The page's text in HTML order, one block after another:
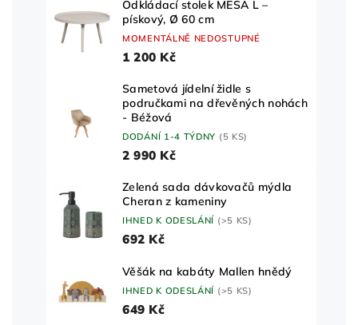
Odkládací stolek MESA L –
pískový, Ø 60 cm
MOMENTÁLNĚ NEDOSTUPNÉ
1 200 Kč
Sametová jídelní židle s
područkami na dřevěných nohách
- Béžová
DODÁNÍ 1-4 TÝDNY (5 KS)
2 990 Kč
Zelená sada dávkovačů mýdla
Cheran z kameniny
IHNED K ODESLÁNÍ (>5 KS)
692 Kč
Věšák na kabáty Mallen hnědý
IHNED K ODESLÁNÍ (>5 KS)
649 Kč